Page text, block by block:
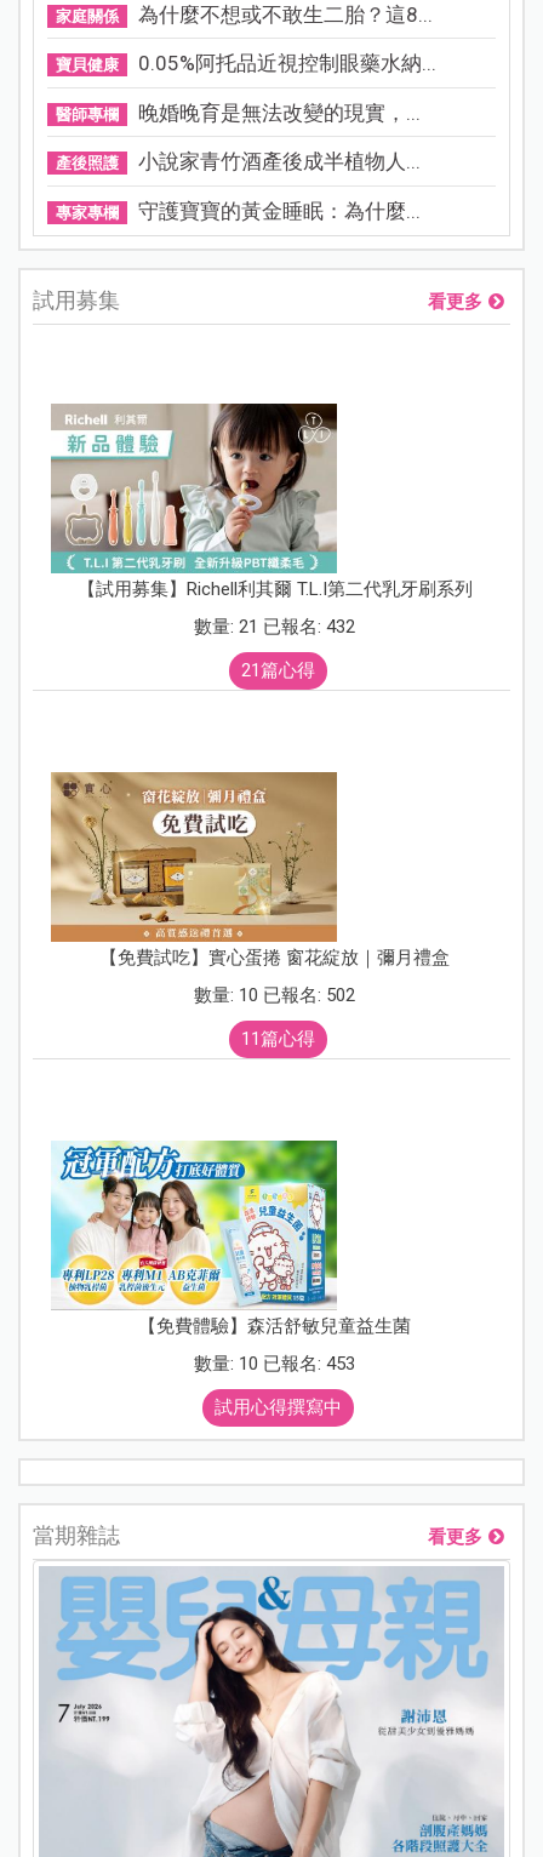
家庭關係 為什麼不想或不敢生二胎？這8...
寶貝健康 0.05%阿托品近視控制眼藥水納...
醫師專欄 晚婚晚育是無法改變的現實，...
產後照護 小說家青竹酒產後成半植物人...
專家專欄 守護寶寶的黃金睡眠：為什麼...
試用募集 看更多
【試用募集】Richell利其爾 T.L.I第二代乳牙刷系列
數量: 21 已報名: 432
21篇心得
【免費試吃】實心蛋捲 窗花綻放｜彌月禮盒
數量: 10 已報名: 502
11篇心得
【免費體驗】森活舒敏兒童益生菌
數量: 10 已報名: 453
試用心得撰寫中
當期雜誌 看更多